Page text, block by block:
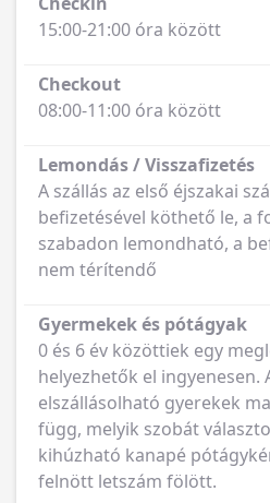
15:00-21:00 óra között
Checkout
08:00-11:00 óra között
Lemondás / Visszafizetés
A szállás az első éjszakai
befizetésével köthető le, a
szabadon lemondható, a
nem térítendő
Gyermekek és pótágyak
0 és 6 év közöttiek egy
helyezhetők el ingyenesen.
elszállásolható gyerekek
függ, melyik szobát
kihúzható kanapé
felnött letszám fölött.